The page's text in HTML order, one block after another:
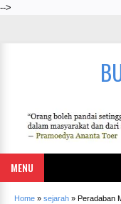
-->
MENU
Home » sejarah » Peradaban